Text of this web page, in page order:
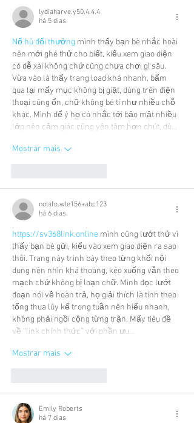
lydiaharve.y50.4.4.4
há 5 dias
Nổ hũ đổi thưởng mình thấy bạn bè nhắc hoài
nên mới ghé thử cho biết, kiểu xem giao diện
có dễ xài không chứ cũng chưa chơi gì sâu.
Vừa vào là thấy trang load khá nhanh, bấm
qua lại mấy mục không bị giật, dùng trên điện
thoại cũng ổn, chữ không bé tí như nhiều chỗ
khác. Mình để ý họ có nhắc tới bảo mật nhiều
lớp nên cảm giác cũng yên tâm hơn chút, dù…
Mostrar mais
nolafo.wle156+abc123
há 6 dias
https://sv368link.online mình cũng lướt thử vì
thấy bạn bè gửi, kiểu vào xem giao diện ra sao
thôi. Trang này trình bày theo từng khối nội
dung nên nhìn khá thoáng, kéo xuống vẫn theo
mạch chứ không bị loạn chữ. Mình đọc lướt
đoạn nói về hoàn trả, họ giải thích là tính theo
tổng thua lũy kế trong tuần nên hiểu nhanh,
không phải ngồi cộng từng trận. Mấy tiêu đề
về “link chính thức” với phần ưu…
Mostrar mais
Emily Roberts
há 7 dias